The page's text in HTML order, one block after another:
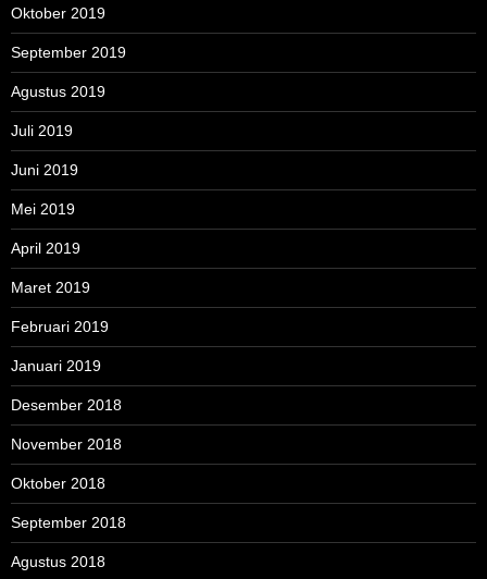
Oktober 2019
September 2019
Agustus 2019
Juli 2019
Juni 2019
Mei 2019
April 2019
Maret 2019
Februari 2019
Januari 2019
Desember 2018
November 2018
Oktober 2018
September 2018
Agustus 2018